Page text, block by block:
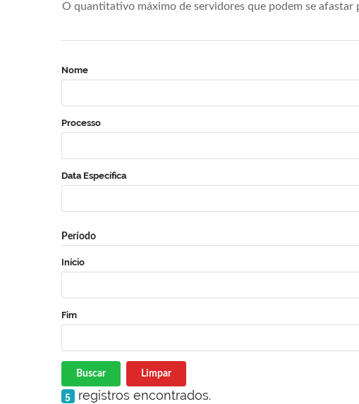
O quantitativo máximo de servidores que podem se
Nome
Processo
Data Específica
Período
Início
Fim
Buscar Limpar
5 registros encontrados.